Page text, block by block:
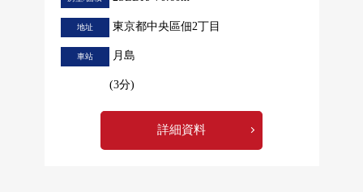
地址 東京都中央區佃2丁目
車站 月島
(3分)
詳細資料